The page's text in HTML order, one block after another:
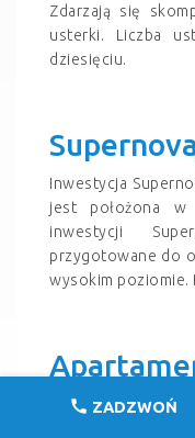
Zdarzają się
usterki. Liczba
dziesięciu.
Inwestycja
jest położona w
inwestycji
przygotowane do
wysokim poziomie.
Murano,
call ZADZWOŃ